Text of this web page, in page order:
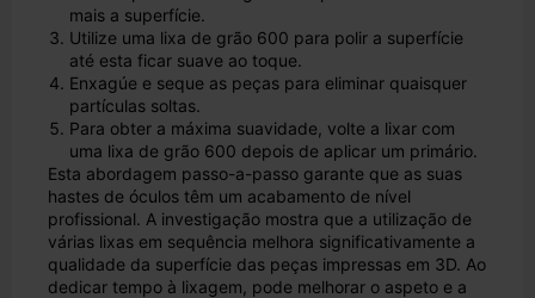
mais a superfície.
Utilize uma lixa de grão 600 para polir a superfície
até esta ficar suave ao toque.
Enxagúe e seque as peças para eliminar quaisquer
partículas soltas.
Para obter a máxima suavidade, volte a lixar com
uma lixa de grão 600 depois de aplicar um primário.
Esta abordagem passo-a-passo garante que as suas
hastes de óculos têm um acabamento de nível
profissional. A investigação mostra que a utilização de
várias lixas em sequência melhora significativamente a
qualidade da superfície das peças impressas em 3D. Ao
dedicar tempo à lixagem, pode melhorar o aspeto e a